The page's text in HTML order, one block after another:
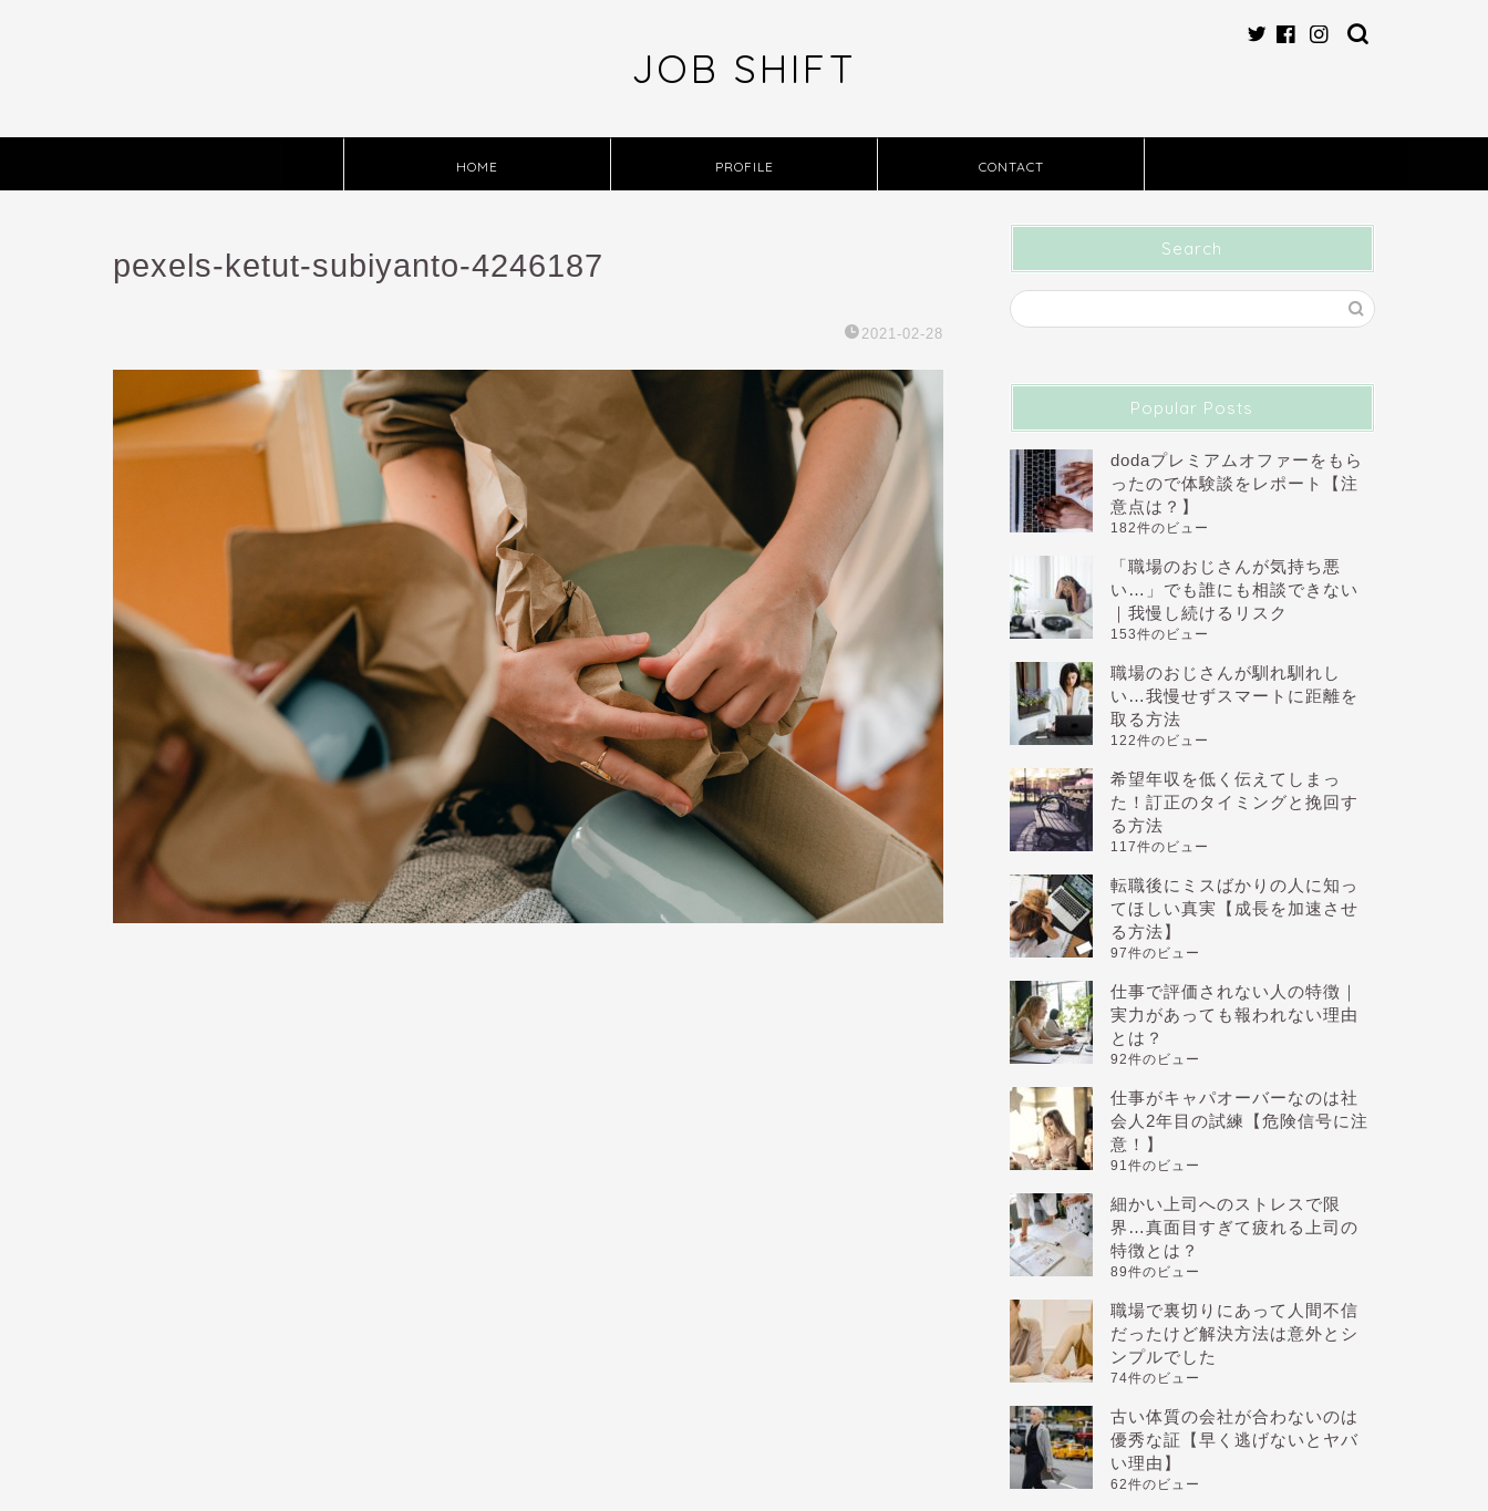
JOB SHIFT
HOME PROFILE CONTACT
pexels-ketut-subiyanto-4246187
2021-02-28
Search
Popular Posts
dodaプレミアムオファーをもら
ったので体験談をレポート【注
意点は？】
182件のビュー
「職場のおじさんが気持ち悪
い…」でも誰にも相談できない
｜我慢し続けるリスク
153件のビュー
職場のおじさんが馴れ馴れし
い…我慢せずスマートに距離を
取る方法
122件のビュー
希望年収を低く伝えてしまっ
た！訂正のタイミングと挽回す
る方法
117件のビュー
転職後にミスばかりの人に知っ
てほしい真実【成長を加速させ
る方法】
97件のビュー
仕事で評価されない人の特徴｜
実力があっても報われない理由
とは？
92件のビュー
仕事がキャパオーバーなのは社
会人2年目の試練【危険信号に注
意！】
91件のビュー
細かい上司へのストレスで限
界…真面目すぎて疲れる上司の
特徴とは？
89件のビュー
職場で裏切りにあって人間不信
だったけど解決方法は意外とシ
ンプルでした
74件のビュー
古い体質の会社が合わないのは
優秀な証【早く逃げないとヤバ
い理由】
62件のビュー